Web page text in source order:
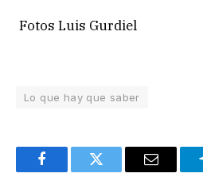
Fotos Luis Gurdiel
Lo que hay que saber
FacebookTwitter Email